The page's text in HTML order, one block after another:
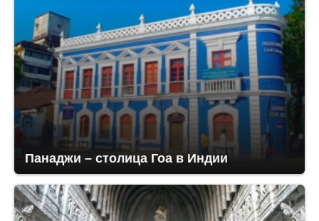
Панаджи – столица Гоа в Индии